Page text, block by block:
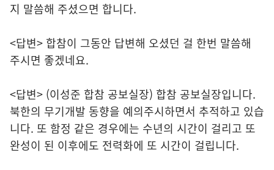
지 말씀해 주셨으면 합니다.
<답변> 합참이 그동안 답변해 오셨던 걸 한번 말씀해
주시면 좋겠네요.
<답변> (이성준 합참 공보실장) 합참 공보실장입니다.
북한의 무기개발 동향을 예의주시하면서 추적하고 있습
니다. 또 함정 같은 경우에는 수년의 시간이 걸리고 또
완성이 된 이후에도 전력화에 또 시간이 걸립니다.